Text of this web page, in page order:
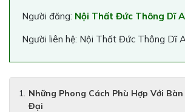
Người đăng: Nội Thất Đức Thông Dĩ
Người liên hệ: Nội Thất Đức Thông Dĩ
Những Phong Cách Phù Hợp Với
Đại